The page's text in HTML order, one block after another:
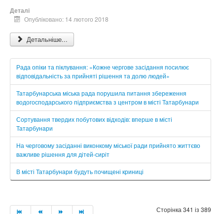
Деталі
Опубліковано: 14 лютого 2018
Детальніше...
Рада опіки та піклування: «Кожне чергове засідання посилює
відповідальність за прийняті рішення та долю людей»
Татарбунарська міська рада порушила питання збереження
водогосподарського підприємства з центром в місті Татарбунари
Сортування твердих побутових відходів: вперше в місті
Татарбунари
На черговому засіданні виконкому міської ради прийнято життєво
важливе рішення для дітей-сиріт
В місті Татарбунари будуть почищені криниці
Сторінка 341 із 389